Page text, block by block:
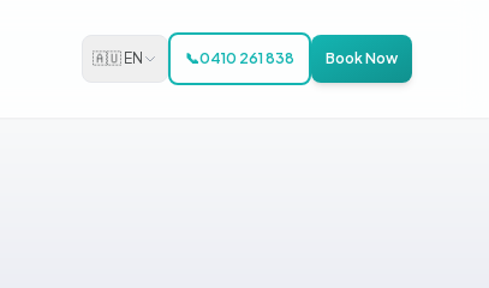
🇦🇺 EN 📞0410 261 838 Book Now